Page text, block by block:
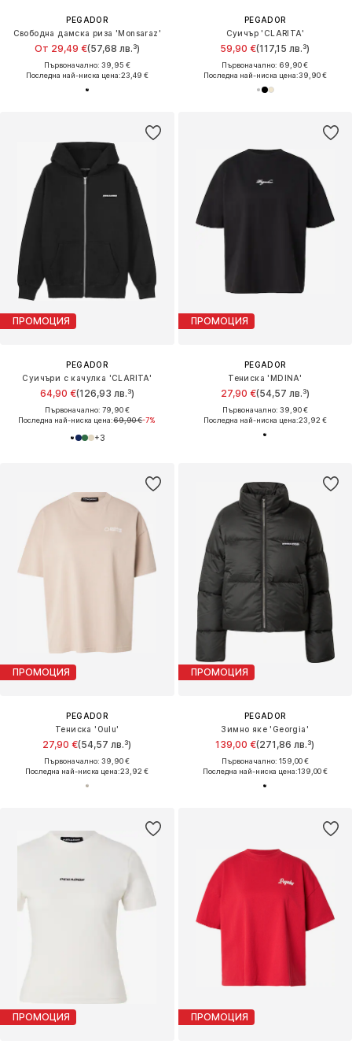
PEGADOR
Свободна дамска риза 'Monsaraz'
От 29,49 €(57,68 лв.³)
Първоначално: 39,95 €
Последна най-ниска цена:23,49 €
PEGADOR
Суичър 'CLARITA'
59,90 €(117,15 лв.³)
Първоначално: 69,90 €
Последна най-ниска цена:39,90 €
ПРОМОЦИЯ
PEGADOR
Суичъри с качулка 'CLARITA'
64,90 €(126,93 лв.³)
Първоначално: 79,90 €
Последна най-ниска цена:69,90 €-7%
+3
ПРОМОЦИЯ
PEGADOR
Тениска 'MDINA'
27,90 €(54,57 лв.³)
Първоначално: 39,90 €
Последна най-ниска цена:23,92 €
ПРОМОЦИЯ
PEGADOR
Тениска 'Oulu'
27,90 €(54,57 лв.³)
Първоначално: 39,90 €
Последна най-ниска цена:23,92 €
ПРОМОЦИЯ
PEGADOR
Зимно яке 'Georgia'
139,00 €(271,86 лв.³)
Първоначално: 159,00 €
Последна най-ниска цена:139,00 €
ПРОМОЦИЯ ПРОМОЦИЯ